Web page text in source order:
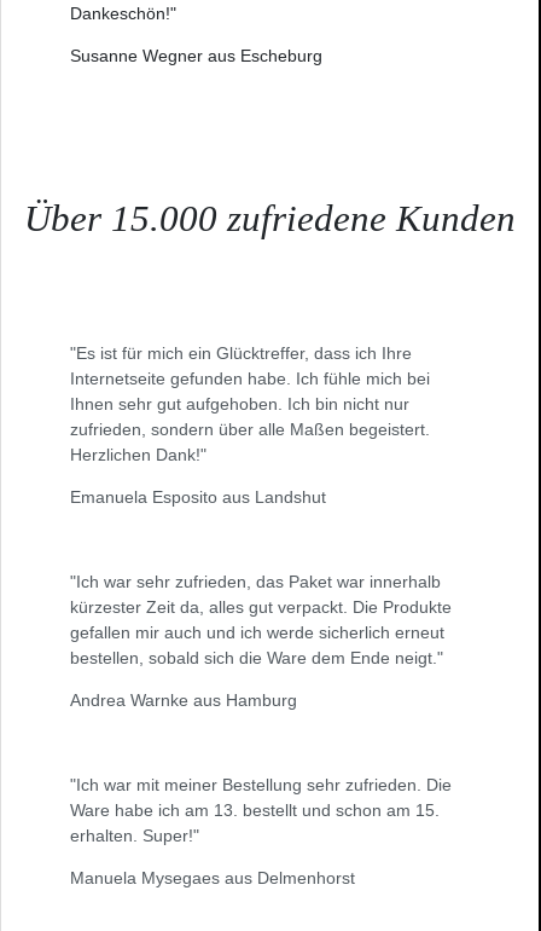
Dankeschön!"
Susanne Wegner aus Escheburg
Über 15.000 zufriedene Kunden
"Es ist für mich ein Glücktreffer, dass ich Ihre
Internetseite gefunden habe. Ich fühle mich bei
Ihnen sehr gut aufgehoben. Ich bin nicht nur
zufrieden, sondern über alle Maßen begeistert.
Herzlichen Dank!"
Emanuela Esposito aus Landshut
"Ich war sehr zufrieden, das Paket war innerhalb
kürzester Zeit da, alles gut verpackt. Die Produkte
gefallen mir auch und ich werde sicherlich erneut
bestellen, sobald sich die Ware dem Ende neigt."
Andrea Warnke aus Hamburg
"Ich war mit meiner Bestellung sehr zufrieden. Die
Ware habe ich am 13. bestellt und schon am 15.
erhalten. Super!"
Manuela Mysegaes aus Delmenhorst